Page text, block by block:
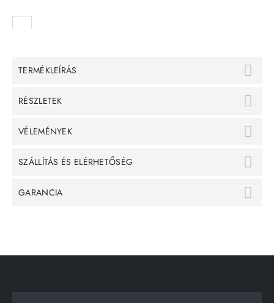
TERMÉKLEÍRÁS
RÉSZLETEK
VÉLEMÉNYEK
SZÁLLÍTÁS ÉS ELÉRHETŐSÉG
GARANCIA